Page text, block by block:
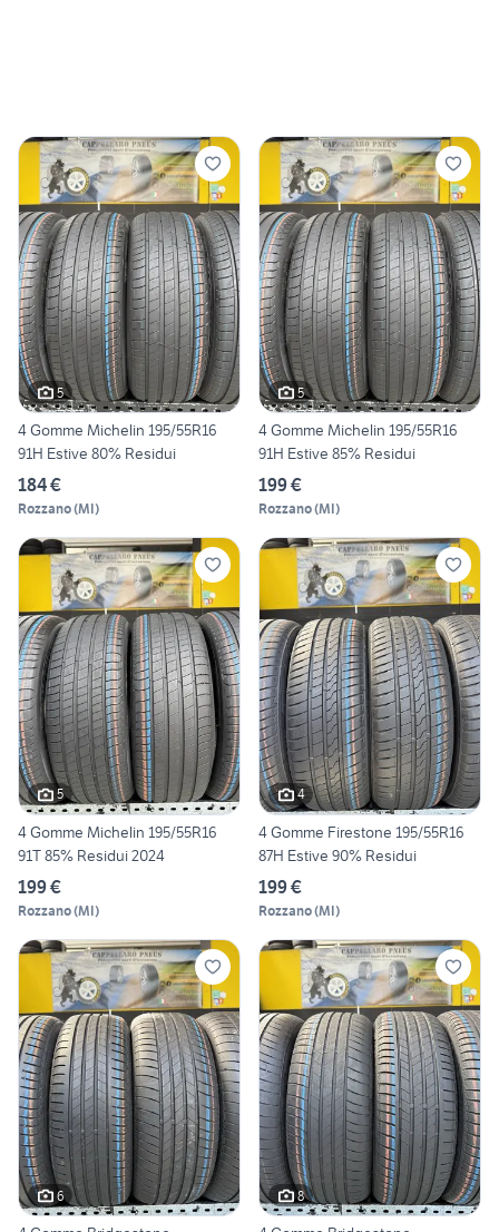
5
4 Gomme Michelin 195/55R16
91H Estive 80% Residui
184 €
Rozzano(MI)
5
4 Gomme Michelin 195/55R16
91H Estive 85% Residui
199 €
Rozzano(MI)
5
4 Gomme Michelin 195/55R16
91T 85% Residui 2024
199 €
Rozzano(MI)
4
4 Gomme Firestone 195/55R16
87H Estive 90% Residui
199 €
Rozzano(MI)
6 8